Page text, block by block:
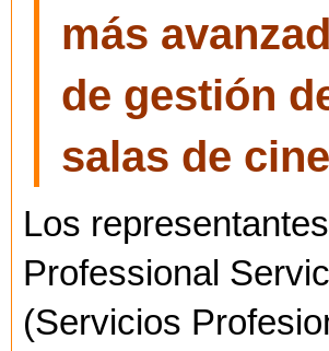
más
de gestión
salas de cine
Los
Professional
(Servicios